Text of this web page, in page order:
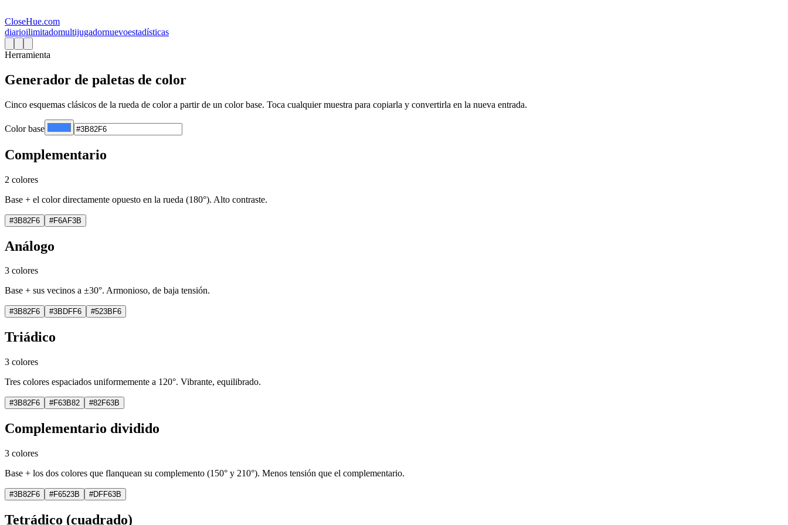
CloseHue.com
diarioilimitadomultijugadornuevoestadísticas
Herramienta
Generador de paletas de color
Cinco esquemas clásicos de la rueda de color a partir de un color base. Toca cualquier muestra para copiarla y convertirla en la nueva entrada.
Color base
Complementario
2 colores
Base + el color directamente opuesto en la rueda (180°). Alto contraste.
#3B82F6 #F6AF3B
Análogo
3 colores
Base + sus vecinos a ±30°. Armonioso, de baja tensión.
#3B82F6 #3BDFF6 #523BF6
Triádico
3 colores
Tres colores espaciados uniformemente a 120°. Vibrante, equilibrado.
#3B82F6 #F63B82 #82F63B
Complementario dividido
3 colores
Base + los dos colores que flanquean su complemento (150° y 210°). Menos tensión que el complementario.
#3B82F6 #F6523B #DFF63B
Tetrádico (cuadrado)